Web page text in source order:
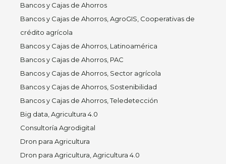
Bancos y Cajas de Ahorros
Bancos y Cajas de Ahorros, AgroGIS, Cooperativas de
crédito agrícola
Bancos y Cajas de Ahorros, Latinoamérica
Bancos y Cajas de Ahorros, PAC
Bancos y Cajas de Ahorros, Sector agrícola
Bancos y Cajas de Ahorros, Sostenibilidad
Bancos y Cajas de Ahorros, Teledetección
Big data, Agricultura 4.0
Consultoría Agrodigital
Dron para Agricultura
Dron para Agricultura, Agricultura 4.0